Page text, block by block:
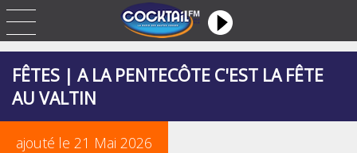
FÊTES | A LA PENTECÔTE C'EST LA FÊTE
AU VALTIN
ajouté le 21 Mai 2026